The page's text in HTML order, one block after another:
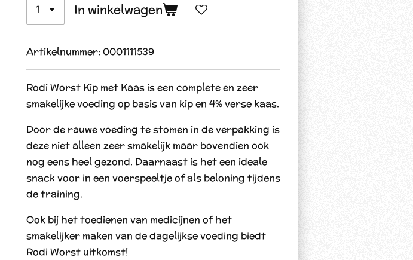
In winkelwagen
Artikelnummer: 0001111539
Rodi Worst Kip met Kaas is een complete en zeer
smakelijke voeding op basis van kip en 4% verse kaas.
Door de rauwe voeding te stomen in de verpakking is
deze niet alleen zeer smakelijk maar bovendien ook
nog eens heel gezond. Daarnaast is het een ideale
snack voor in een voerspeeltje of als beloning tijdens
de training.
Ook bij het toedienen van medicijnen of het
smakelijker maken van de dagelijkse voeding biedt
Rodi Worst uitkomst!